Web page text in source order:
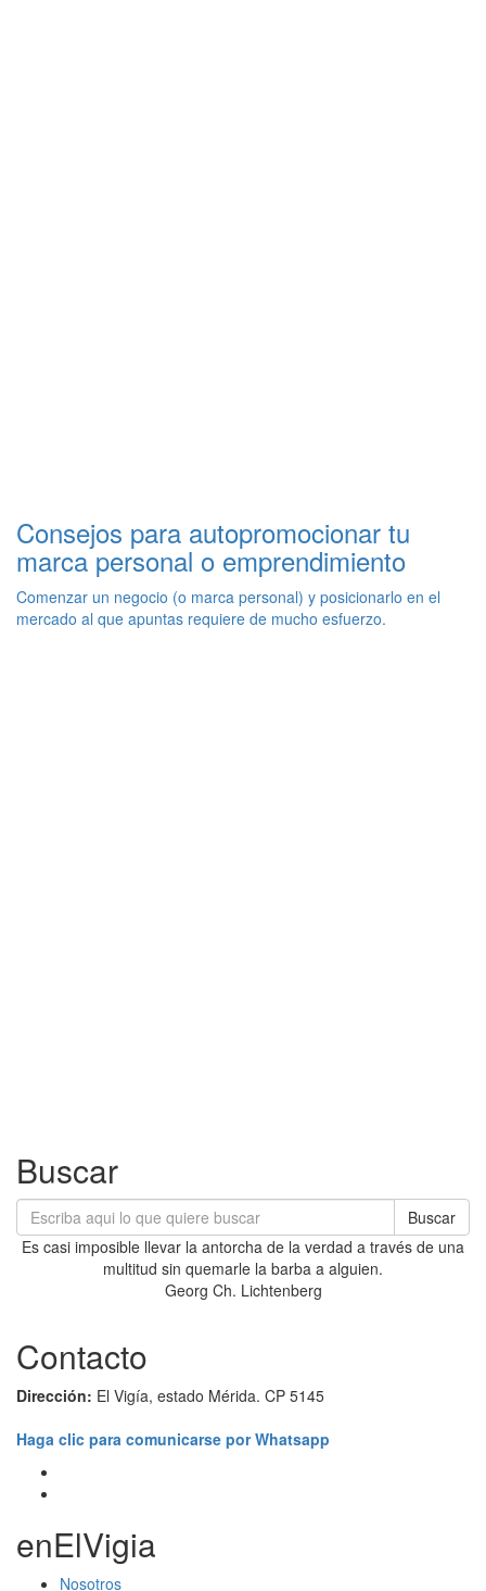
Consejos para autopromocionar tu
marca personal o emprendimiento
Comenzar un negocio (o marca personal) y posicionarlo en el
mercado al que apuntas requiere de mucho esfuerzo.
Buscar
Buscar
Es casi imposible llevar la antorcha de la verdad a través de una
multitud sin quemarle la barba a alguien.
Georg Ch. Lichtenberg
Contacto
Dirección: El Vigía, estado Mérida. CP 5145
Haga clic para comunicarse por Whatsapp
enElVigia
Nosotros